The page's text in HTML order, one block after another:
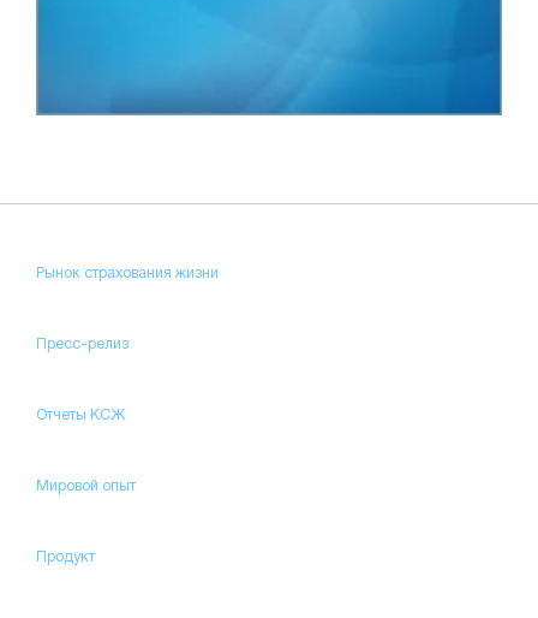
Рынок страхования жизни
Пресс-релиз
Отчеты КСЖ
Мировой опыт
Продукт